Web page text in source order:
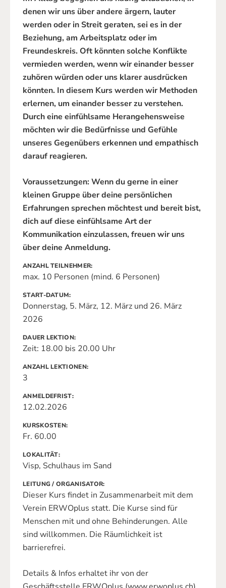
denen wir uns über andere ärgern, lauter
werden oder in Streit geraten, sei es in der
Beziehung, am Arbeitsplatz oder im
Freundeskreis. Oft könnten solche Konflikte
vermieden werden, wenn wir einander besser
zuhören würden oder uns klarer ausdrücken
könnten. In diesem Kurs werden wir Methoden
erlernen, um einander besser zu verstehen.
Durch eine einfühlsame Herangehensweise
möchten wir die Bedürfnisse und Gefühle
unseres Gegenübers erkennen und empathisch
darauf reagieren.
Voraussetzungen: Wenn du gerne in einer
kleinen Gruppe über deine persönlichen
Erfahrungen sprechen möchtest und bereit bist,
dich auf diese einfühlsame Art der
Kommunikation einzulassen, freuen wir uns
über deine Anmeldung.
ANZAHL TEILNEHMER
max. 10 Personen (mind. 6 Personen)
START-DATUM
Donnerstag, 5. März, 12. März und 26. März
2026
DAUER LEKTION
Zeit: 18.00 bis 20.00 Uhr
ANZAHL LEKTIONEN
3
ANMELDEFRIST
12.02.2026
KURSKOSTEN
Fr. 60.00
LOKALITÄT
Visp, Schulhaus im Sand
LEITUNG / ORGANISATOR
Dieser Kurs findet in Zusammenarbeit mit dem
Verein ERWOplus statt. Die Kurse sind für
Menschen mit und ohne Behinderungen. Alle
sind willkommen. Die Räumlichkeit ist
barrierefrei.
Details & Infos erhaltet ihr von der